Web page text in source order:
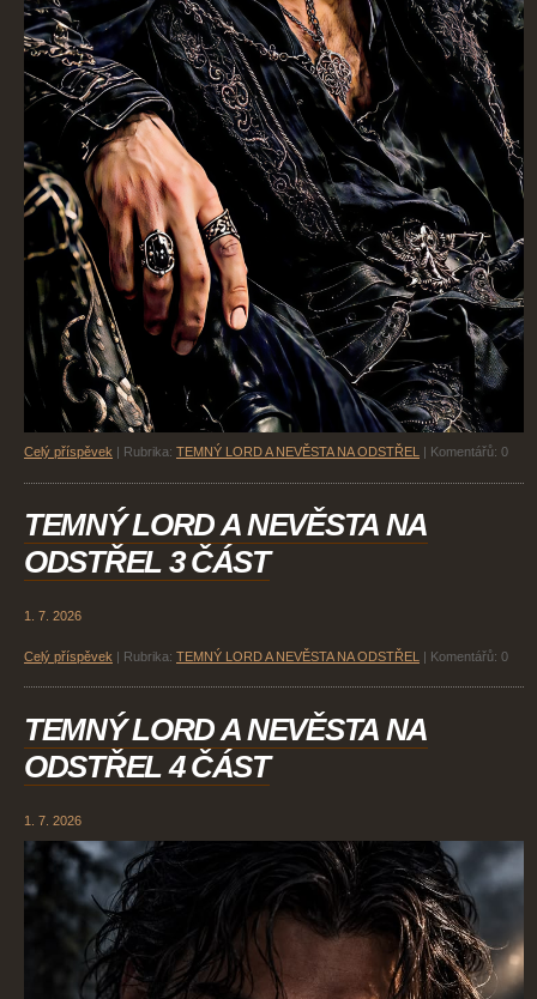
Celý příspěvek | Rubrika: TEMNÝ LORD A NEVĚSTA NA ODSTŘEL | Komentářů: 0
TEMNÝ LORD A NEVĚSTA NA
ODSTŘEL 3 ČÁST
1. 7. 2026
Celý příspěvek | Rubrika: TEMNÝ LORD A NEVĚSTA NA ODSTŘEL | Komentářů: 0
TEMNÝ LORD A NEVĚSTA NA
ODSTŘEL 4 ČÁST
1. 7. 2026